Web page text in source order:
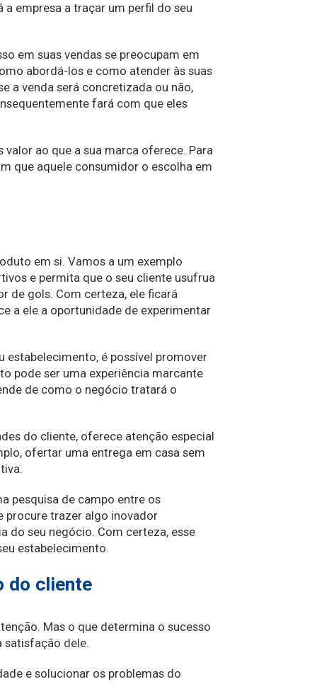
empresa a traçar um perfil do seu
em suas vendas se preocupam em
abordá-los e como atender às suas
a venda será concretizada ou não,
fará com que eles
valor ao que a sua marca oferece. Para
que aquele consumidor o escolha em
em si. Vamos a um exemplo
e permita que o seu cliente usufrua
de gols. Com certeza, ele ficará
a ele a oportunidade de experimentar
estabelecimento, é possível promover
pode ser uma experiência marcante
de como o negócio tratará o
do cliente, oferece atenção especial
ofertar uma entrega em casa sem
pesquisa de campo entre os
procure trazer algo inovador
do seu negócio. Com certeza, esse
estabelecimento.
do cliente
Mas o que determina o sucesso
satisfação dele.
e solucionar os problemas do